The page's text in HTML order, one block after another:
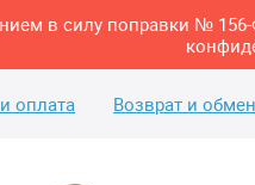
в силу поправки №
оплата Возврат и обмен